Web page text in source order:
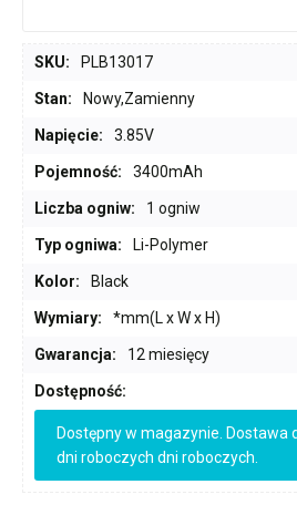
SKU: PLB13017
Stan: Nowy,Zamienny
Napięcie: 3.85V
Pojemność: 3400mAh
Liczba ogniw: 1 ogniw
Typ ogniwa: Li-Polymer
Kolor: Black
Wymiary: *mm(L x W x H)
Gwarancja: 12 miesięcy
Dostępność:
Dostępny w magazynie. Dostawa
dni roboczych dni roboczych.